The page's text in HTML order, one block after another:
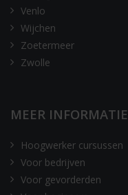
Venlo
Wijchen
Zoetermeer
Zwolle
MEER INFORMATIE
Hoogwerker cursussen
Voor bedrijven
Voor gevorderden